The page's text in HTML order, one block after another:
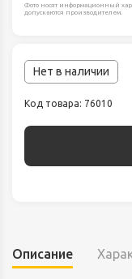
Фото носят информационный
допускаются производителем.
Нет в наличии
Код товара: 76010
Описание